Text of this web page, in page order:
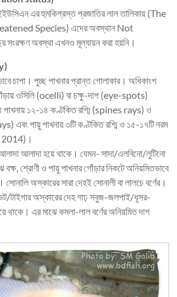
এর হুমকিগ্রস্ত প্রজাতির লাল তালিকায় (The
Species) এদের অবস্থান Not
সংরক্ষণ অবস্থা এখনও মূল্যায়ন করা হয়নি।
চাপা। পুচ্ছ পাখনার প্রান্ত গোলাকার। অধিকাংশ
ওসিলি (ocelli) বা চক্ষু-দাগ (eye-spots)
পাখনায় ১২-১৪ কণ্টকিত রশ্মি (spines rays) ও
এবং পায়ু পাখনায় ৩টি কণ্টকিত রশ্মি ও ১৫-১৭টি নরম
2014)।
আলাদা আলাদা হয়ে থাকে। যেমন- সাদা/এলবিনো/লুটিনো
শ্রোণী ও পায়ু পাখনার গোঁড়ার নিকটে অনিয়মিতভাবে
সোনালি অস্কারের সারা দেহই সোনালী বা লালচে বর্ণের।
টাইগার অস্কারের দেহ গাঢ় সবুজ-জলপাই/ধূসর-
থাকে। এর মাঝে কমলা-লাল বর্ণের অনিয়মিত দাগ